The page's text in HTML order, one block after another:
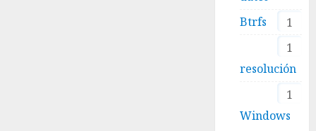
1
Btrfs
1
resolución
1
Windows